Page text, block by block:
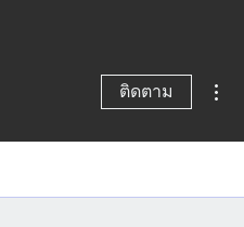
ติดตาม